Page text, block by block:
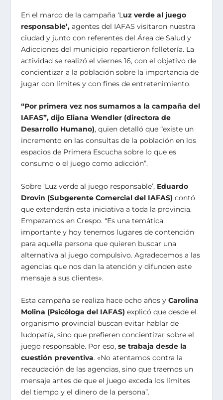
En el marco de la campaña ‘Luz verde al juego
responsable’, agentes del IAFAS visitaron nuestra
ciudad y junto con referentes del Área de Salud y
Adicciones del municipio repartieron folletería. La
actividad se realizó el viernes 16, con el objetivo de
concientizar a la población sobre la importancia de
jugar con límites y con fines de entretenimiento.
“Por primera vez nos sumamos a la campaña del
IAFAS”, dijo Eliana Wendler (directora de
Desarrollo Humano), quien detalló que “existe un
incremento en las consultas de la población en los
espacios de Primera Escucha sobre lo que es
consumo o el juego como adicción”.
Sobre ‘Luz verde al juego responsable’, Eduardo
Drovin (Subgerente Comercial del IAFAS) contó
que extenderán esta iniciativa a toda la provincia.
Empezamos en Crespo. “Es una temática
importante y hoy tenemos lugares de contención
para aquella persona que quieren buscar una
alternativa al juego compulsivo. Agradecemos a las
agencias que nos dan la atención y difunden este
mensaje a sus clientes».
Esta campaña se realiza hace ocho años yCarolina
Molina (Psicóloga del IAFAS) explicó que desde el
organismo provincial buscan evitar hablar de
ludopatía, sino que prefieren concientizar sobre el
juego responsable. Por eso,se trabaja desde la
cuestión preventiva. «No atentamos contra la
recaudación de las agencias, sino que traemos un
mensaje antes de que el juego exceda los límites
del tiempo y el dinero de la persona”.